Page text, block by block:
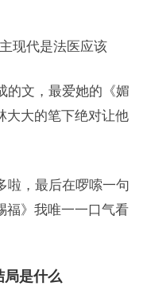
现代是法医应该
的文，最爱她的《媚
大大的笔下绝对让他
啦，最后在啰嗦一句
福》我唯一一口气看
局是什么